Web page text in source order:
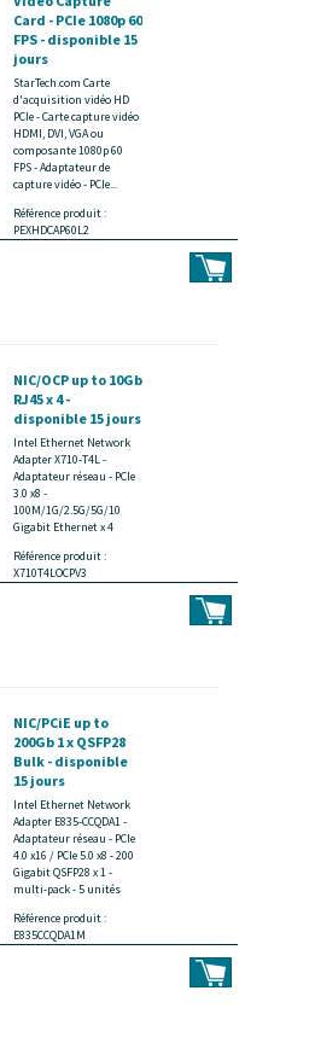
Card - PCIe 1080p 60
FPS - disponible 15
jours
StarTech.com Carte
d'acquisition vidéo HD
PCIe - Carte capture vidéo
HDMI, DVI, VGA ou
composante 1080p 60
FPS - Adaptateur de
capture vidéo - PCIe...
Référence produit :
PEXHDCAP60L2
NIC/OCP up to 10Gb
RJ45 x 4 -
disponible 15 jours
Intel Ethernet Network
Adapter X710-T4L -
Adaptateur réseau - PCIe
3.0 x8 -
100M/1G/2.5G/5G/10
Gigabit Ethernet x 4
Référence produit :
X710T4LOCPV3
NIC/PCiE up to
200Gb 1 x QSFP28
Bulk - disponible
15 jours
Intel Ethernet Network
Adapter E835-CCQDA1 -
Adaptateur réseau - PCIe
4.0 x16 / PCIe 5.0 x8 - 200
Gigabit QSFP28 x 1 -
multi-pack - 5 unités
Référence produit :
E835CCQDA1M